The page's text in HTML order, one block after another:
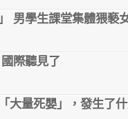
男學生課堂集體猥褻
際聽見了
大量死嬰」，發生了